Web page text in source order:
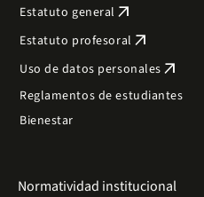
Estatuto general arrow_outward
Estatuto profesoral arrow_outward
Uso de datos personales arrow_outward
Reglamentos de estudiantes
Bienestar
Normatividad institucional